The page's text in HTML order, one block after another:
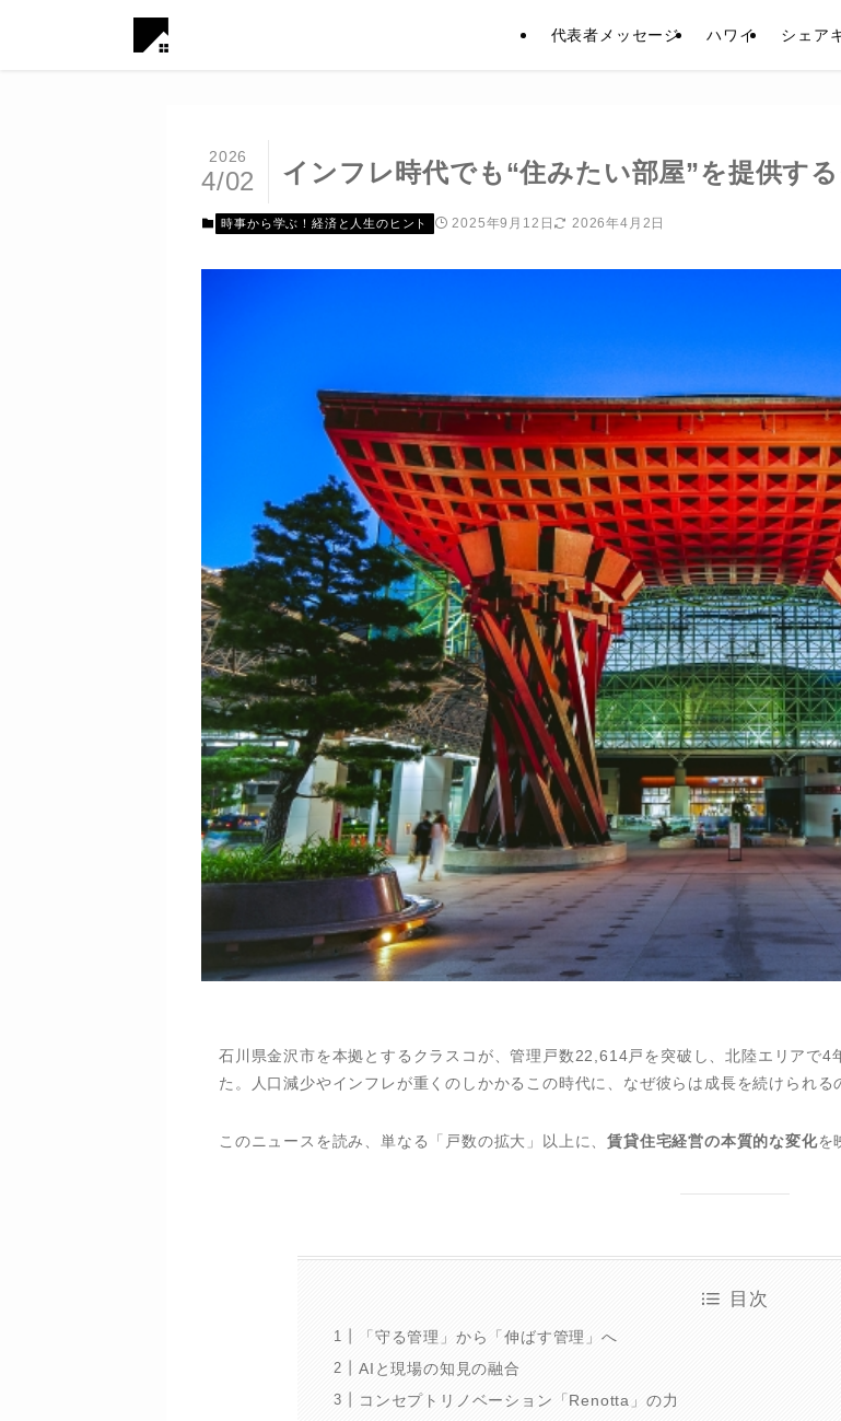
代表者メッセージ ハワイ シェア
インフレ時代でも“住みたい部屋”を提供す
2026
4/02
時事から学ぶ！経済と人生のヒント 2025年9月12日 2026年4月2日
石川県金沢市を本拠とするクラスコが、管理戸数22,614戸を突破し、北陸エリアで
た。人口減少やインフレが重くのしかかるこの時代に、なぜ彼らは成長を続けられる
このニュースを読み、単なる「戸数の拡大」以上に、賃貸住宅経営の本質的な変化を
目次
「守る管理」から「伸ばす管理」へ
AIと現場の知見の融合
コンセプトリノベーション「Renotta」の力